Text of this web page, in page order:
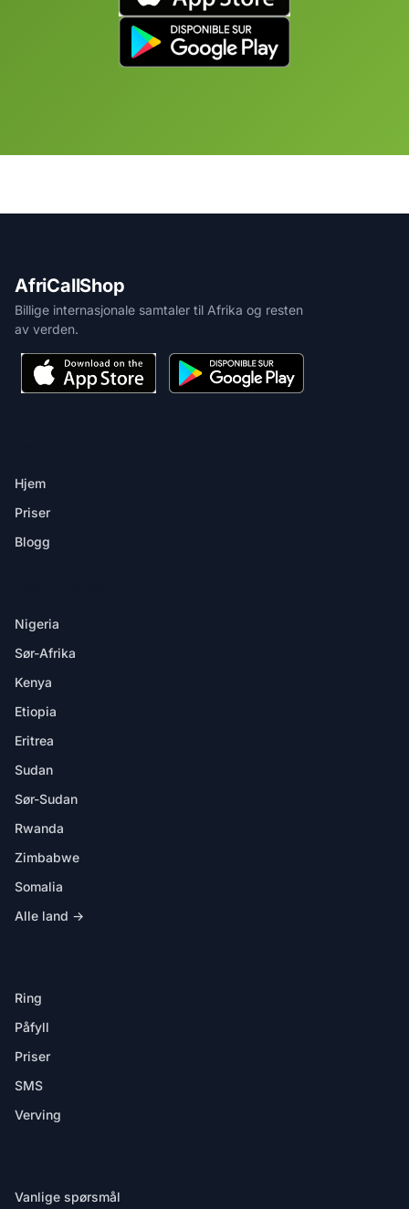
AfriCallShop
Billige internasjonale samtaler til Afrika og resten
av verden.
Hjem
Priser
Blogg
Nigeria
Sør-Afrika
Kenya
Etiopia
Eritrea
Sudan
Sør-Sudan
Rwanda
Zimbabwe
Somalia
Alle land →
Ring
Påfyll
Priser
SMS
Verving
Vanlige spørsmål